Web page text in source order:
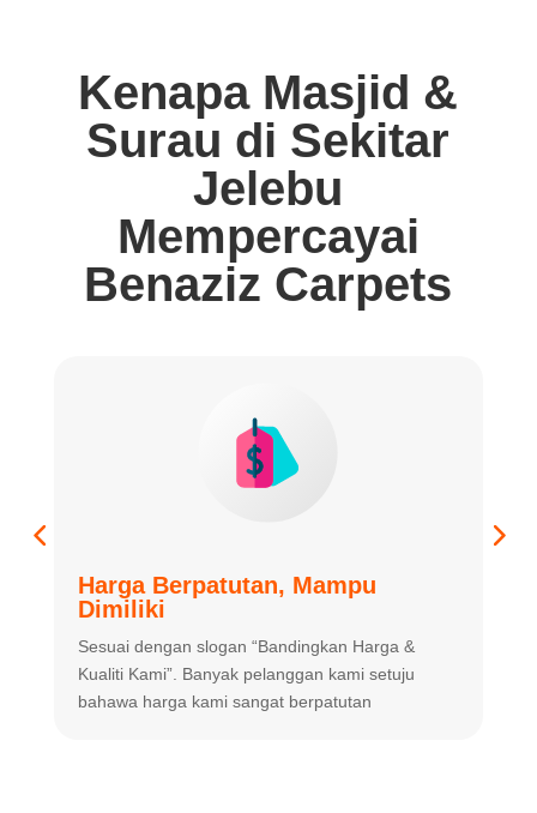
Kenapa Masjid &
Surau di Sekitar
Jelebu
Mempercayai
Benaziz Carpets
Harga Berpatutan, Mampu
Dimiliki
Sesuai dengan slogan “Bandingkan Harga &
Kualiti Kami”. Banyak pelanggan kami setuju
bahawa harga kami sangat berpatutan